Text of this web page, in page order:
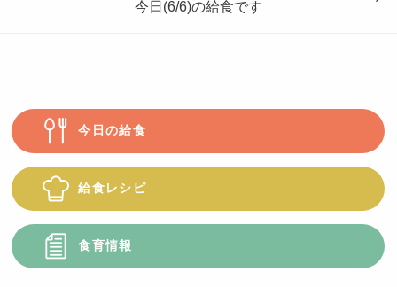
今日(6/6)の給食です
今日の給食
給食レシピ
食育情報